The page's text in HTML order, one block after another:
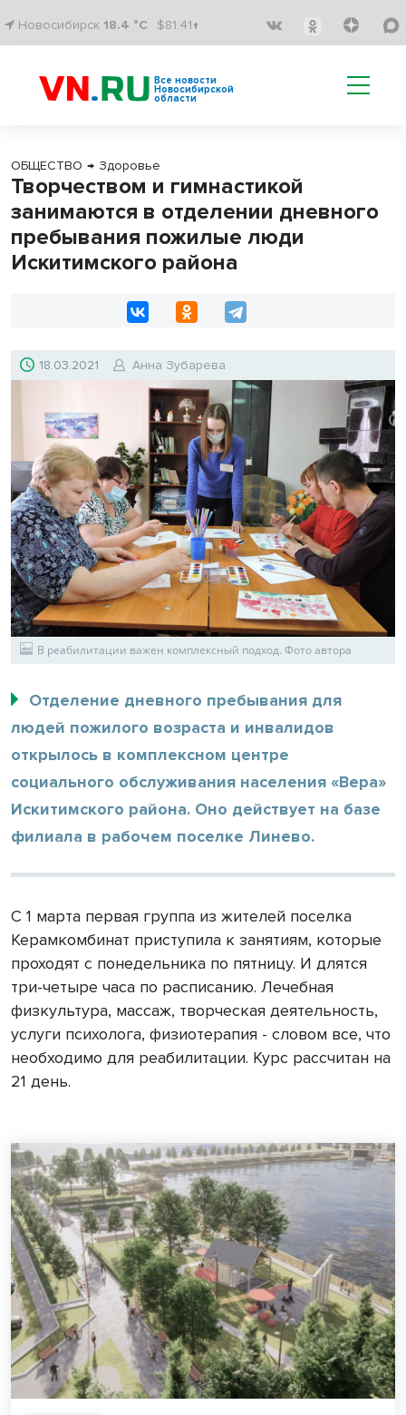
Новосибирск 18.4 °C $81.41↑
Все новости
Новосибирской
области
ОБЩЕСТВО → Здоровье
Творчеством и гимнастикой
занимаются в отделении дневного
пребывания пожилые люди
Искитимского района
18.03.2021 Анна Зубарева
В реабилитации важен комплексный подход. Фото автора
Отделение дневного пребывания для
людей пожилого возраста и инвалидов
открылось в комплексном центре
социального обслуживания населения «Вера»
Искитимского района. Оно действует на базе
филиала в рабочем поселке Линево.
С 1 марта первая группа из жителей поселка
Керамкомбинат приступила к занятиям, которые
проходят с понедельника по пятницу. И длятся
три-четыре часа по расписанию. Лечебная
физкультура, массаж, творческая деятельность,
услуги психолога, физиотерапия - словом все, что
необходимо для реабилитации. Курс рассчитан на
21 день.